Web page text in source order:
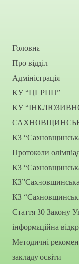
Головна
Про відділ
Адміністрація
КУ “ЦПРПП”
КУ
КЗ
Протоколи
КЗ
КЗ”Сахновщинська
КЗ
Стаття 30 Закону
інформаційна
Методичні
закладу освіти